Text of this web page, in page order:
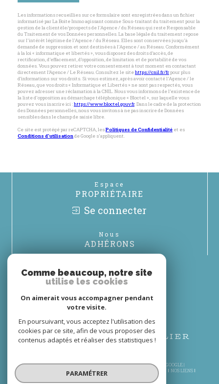
Les informations recueillies sur ce formulaire sont enregistrées dans un fichier
informatisé par La Boite Immo agissant comme Sous-traitant du traitement pour la
gestion de la clientèle/prospects de l'Agence / du Réseau qui reste Responsable
du Traitement de vos Données personnelles. La base légale du traitement repose
sur l'intérêt légitime de l'Agence / du Réseau. Elles sont conservées jusqu'à
demande de suppression et sont destinées à l'Agence / au Réseau. Conformément
à la loi « informatique et libertés », vous disposez des droits d’accès, de
rectification, d’effacement, d’opposition, de limitation et de portabilité de vos
données. Vous pouvez retirer votre consentement à tout moment en contactant
directement l’Agence / Le Réseau. Consultez le sitehttps://cnil.fr/frpour plus
d’informations sur vos droits. Si vous estimez, après avoir contacté l'Agence / le
Réseau, que vos droits « Informatique et Libertés » ne sont pas respectés, vous
pouvez adresser une réclamation à la CNIL. Nous vous informons de l’existence de
la liste d'opposition au démarchage téléphonique « Bloctel », sur laquelle vous
pouvez vous inscrire ici :https://www.bloctel.gouv.fr. Dans le cadre de la protection
des Données personnelles, nous vous invitons à ne pas inscrire de Données
sensibles dans le champ de saisie libre.
Ce site est protégé par reCAPTCHA, lesPolitiques de Confidentialité et es
Conditions d'utilisationde Google s'appliquent.
Espace
PROPRIÉTAIRE
Se connecter
Nous
ADHÉRONS
© 2026 | TOUS DROITS RÉSERVÉS | TRADUCTION POWERED BY GOOGLE |
MENTIONS LÉGALES ADMIN
NOS LIENS
POLITIQUE RGPD
Comme beaucoup, notre site
utilise les cookies
On aimerait vous accompagner pendant
votre visite.
En poursuivant, vous acceptez l'utilisation des
cookies par ce site, afin de vous proposer des
contenus adaptés et réaliser des statistiques !
PARAMÉTRER